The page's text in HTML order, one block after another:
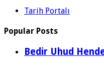
Tarih Portalı
Popular Posts
Bedir Uhud